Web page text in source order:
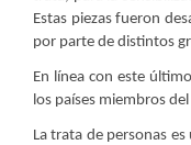
Estas piezas fueron
por parte de distintos
En línea con este
los países miembros
La trata de personas